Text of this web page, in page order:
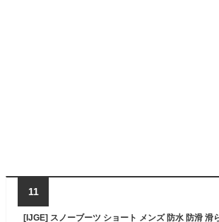
11